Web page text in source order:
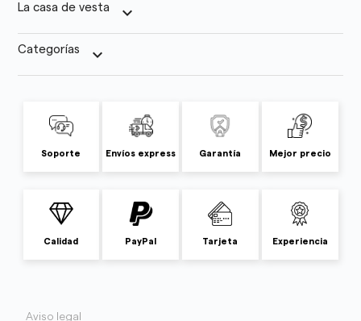
La casa de vesta keyboard_arrow_down
Categorías keyboard_arrow_down
Soporte Envíos express Garantía Mejor precio
Calidad PayPal Tarjeta Experiencia
Aviso legal